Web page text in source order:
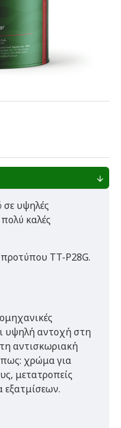
σε υψηλές
καλές
TT-P28G.
υψηλή αντοχή στη
αντισκωριακή
χρώμα για
μετατροπείς